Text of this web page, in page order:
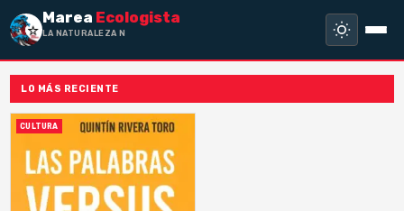
Marea Ecologista
LA NATURALEZA NO H
LO MÁS RECIENTE
CULTURA